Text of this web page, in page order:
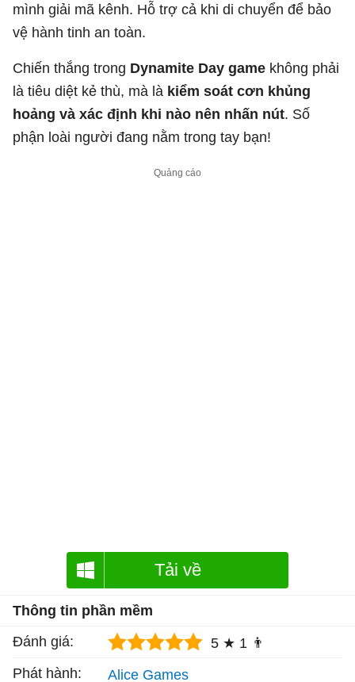
mình giải mã kênh. Hỗ trợ cả khi di chuyển để bảo
vệ hành tinh an toàn.
Chiến thắng trong Dynamite Day game không phải
là tiêu diệt kẻ thù, mà là kiểm soát cơn khủng
hoảng và xác định khi nào nên nhấn nút. Số
phận loài người đang nằm trong tay bạn!
Tải về
Thông tin phần mềm
Đánh giá:
5 ★ 1 👨
Phát hành:
Alice Games